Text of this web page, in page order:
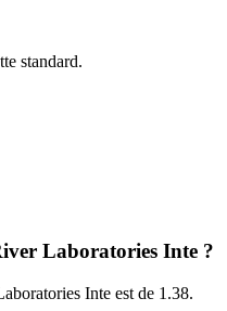
standard.
Laboratories Inte ?
Inte est de 1.38.